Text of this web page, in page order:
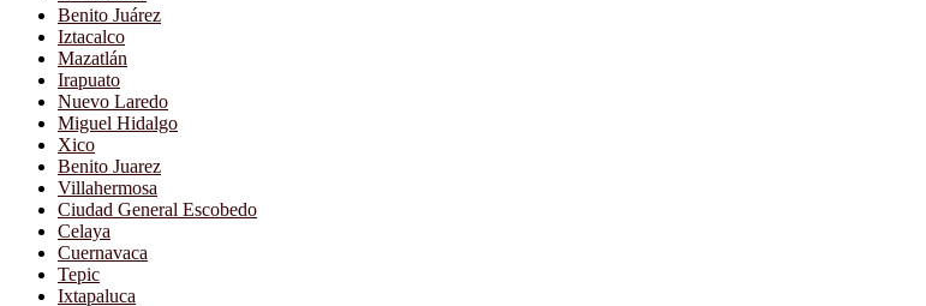
Benito Juárez
Iztacalco
Mazatlán
Irapuato
Nuevo Laredo
Miguel Hidalgo
Xico
Benito Juarez
Villahermosa
Ciudad General Escobedo
Celaya
Cuernavaca
Tepic
Ixtapaluca